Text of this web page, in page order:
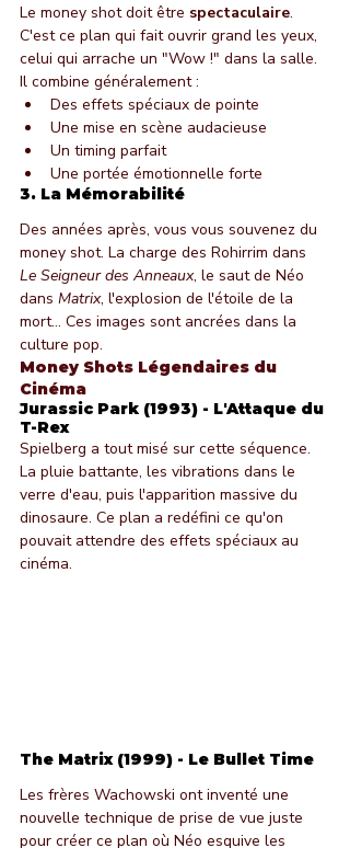
Le money shot doit être spectaculaire.
C'est ce plan qui fait ouvrir grand les yeux,
celui qui arrache un "Wow !" dans la salle.
Il combine généralement :
Des effets spéciaux de pointe
Une mise en scène audacieuse
Un timing parfait
Une portée émotionnelle forte
3. La Mémorabilité
Des années après, vous vous souvenez du
money shot. La charge des Rohirrim dans
Le Seigneur des Anneaux, le saut de Néo
dans Matrix, l'explosion de l'étoile de la
mort... Ces images sont ancrées dans la
culture pop.
Money Shots Légendaires du
Cinéma
Jurassic Park (1993) - L'Attaque du
T-Rex
Spielberg a tout misé sur cette séquence.
La pluie battante, les vibrations dans le
verre d'eau, puis l'apparition massive du
dinosaure. Ce plan a redéfini ce qu'on
pouvait attendre des effets spéciaux au
cinéma.
The Matrix (1999) - Le Bullet Time
Les frères Wachowski ont inventé une
nouvelle technique de prise de vue juste
pour créer ce plan où Néo esquive les